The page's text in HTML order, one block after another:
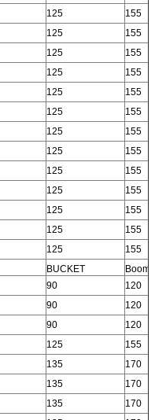
125
155
125
155
125
155
125
155
125
155
125
155
125
155
125
155
125
155
125
155
125
155
125
155
125
155
BUCKET
Boom
90
120
90
120
90
120
125
155
135
170
135
170
135
170